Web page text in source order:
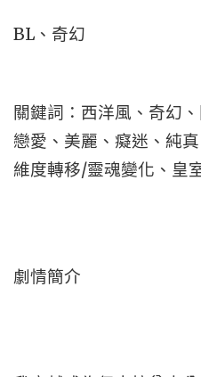
BL、奇幻
關鍵詞：西洋風、奇幻
戀愛、美麗、癡迷、純
維度轉移/靈魂變化、皇
劇情簡介